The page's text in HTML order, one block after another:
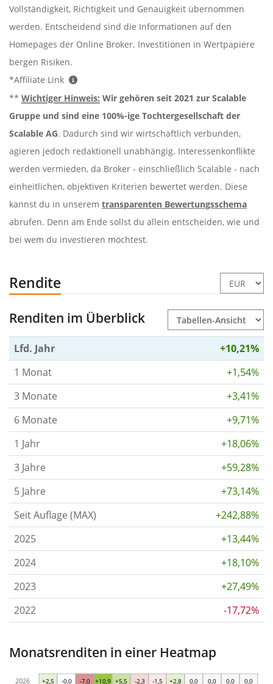
Vollständigkeit, Richtigkeit und Genauigkeit übernommen
werden. Entscheidend sind die Informationen auf den
Homepages der Online Broker. Investitionen in Wertpapiere
bergen Risiken.
*Affiliate Link
** Wichtiger Hinweis: Wir gehören seit 2021 zur Scalable
Gruppe und sind eine 100%-ige Tochtergesellschaft der
Scalable AG. Dadurch sind wir wirtschaftlich verbunden,
agieren jedoch redaktionell unabhängig. Interessenkonflikte
werden vermieden, da Broker - einschließlich Scalable - nach
einheitlichen, objektiven Kriterien bewertet werden. Diese
kannst du in unserem transparenten Bewertungsschema
abrufen. Denn am Ende sollst du allein entscheiden, wie und
bei wem du investieren möchtest.
Rendite
Renditen im Überblick
Lfd. Jahr
+10,21%
1 Monat
+1,54%
3 Monate
+3,41%
6 Monate
+9,71%
1 Jahr
+18,06%
3 Jahre
+59,28%
5 Jahre
+73,14%
Seit Auflage (MAX)
+242,88%
2025
+13,44%
2024
+18,10%
2023
+27,49%
2022
-17,72%
Monatsrenditen in einer Heatmap
+2,5 -0,0 -7,0 +10,9 +5,5 -2,3 -1,5 +2,8 0,0 0,0 0,0 0,0
2026